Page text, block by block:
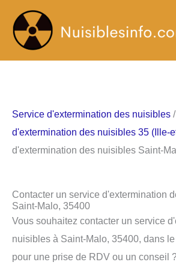
contenu
Service d'extermination des nuisibles /
d'extermination des nuisibles 35 (Ille-
d'extermination des nuisibles Saint-
Contacter un service d'extermination
Saint-Malo, 35400
Vous souhaitez contacter un service
nuisibles à Saint-Malo, 35400, dans
pour une prise de RDV ou un conseil